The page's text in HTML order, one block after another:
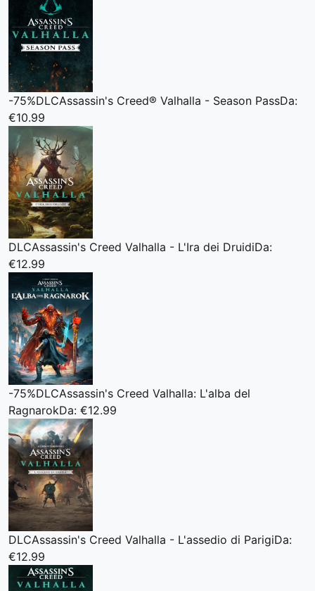
-75%DLCAssassin's Creed® Valhalla - Season PassDa:
€10.99
DLCAssassin's Creed Valhalla - L'Ira dei DruidiDa:
€12.99
-75%DLCAssassin's Creed Valhalla: L'alba del
RagnarokDa: €12.99
DLCAssassin's Creed Valhalla - L'assedio di ParigiDa:
€12.99